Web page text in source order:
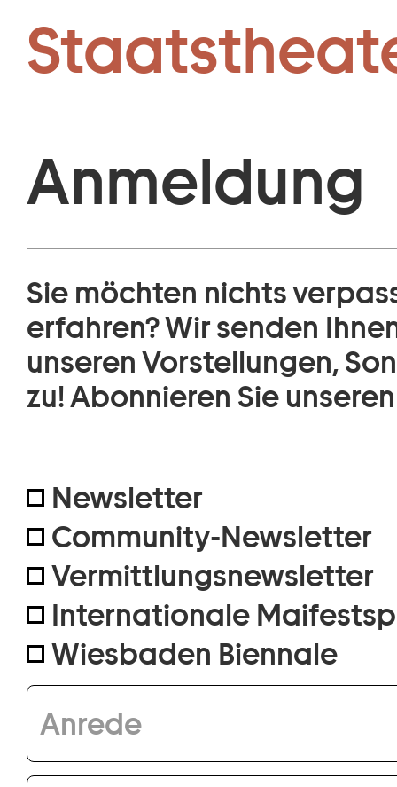
Zum Hauptinhalt springen
Newsletter:
Anmeldung
Sie möchten nichts
erfahren? Wir senden
unseren Vorstellungen,
zu! Abonnieren Sie
Newsletter
Community-Newsletter
Vermittlungsnewsletter
Internationale
Wiesbaden Biennale
Anrede